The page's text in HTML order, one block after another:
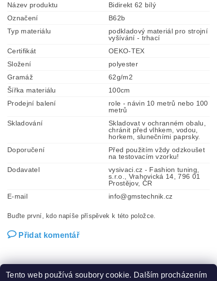
Název produktu
Bidirekt 62 bílý
Označení
B62b
Typ materiálu
podkladový materiál pro strojní
vyšívání - trhací
Certifikát
OEKO-TEX
Složení
polyester
Gramáž
62g/m2
Šířka materiálu
100cm
Prodejní balení
role - návin 10 metrů nebo 100
metrů
Skladování
Skladovat v ochranném obalu,
chránit před vlhkem, vodou,
horkem, slunečními paprsky.
Doporučení
Před použitím vždy odzkoušet
na testovacím vzorku!
Dodavatel
vysivaci.cz - Fashion tuning,
s.r.o., Vrahovická 14, 796 01
Prostějov, ČR
E-mail
info@gmstechnik.cz
Buďte první, kdo napíše příspěvek k této položce.
Přidat komentář
Tento web používá soubory cookie. Dalším procházením